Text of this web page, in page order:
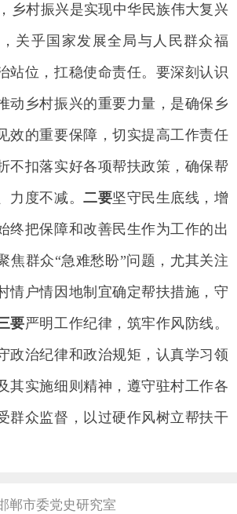
乡村振兴是实现中华民族伟大复兴
关乎国家发展全局与人民群众福
站位，扛稳使命责任。要深刻认识
动乡村振兴的重要力量，是确保乡
效的重要保障，切实提高工作责任
不扣落实好各项帮扶政策，确保帮
力度不减。二要坚守民生底线，增
终把保障和改善民生作为工作的出
焦群众“急难愁盼”问题，尤其关注
情户情因地制宜确定帮扶措施，守
要严明工作纪律，筑牢作风防线。
政治纪律和政治规矩，认真学习领
其实施细则精神，遵守驻村工作各
群众监督，以过硬作风树立帮扶干
郸市委党史研究室